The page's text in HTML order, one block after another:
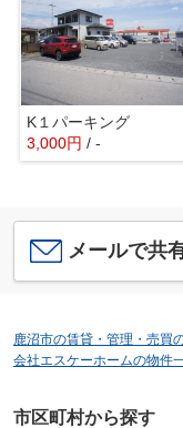
K１パーキング
3,000円 / -
メールで共
鹿沼市の賃貸・管理・売買
会社エスケーホームの物件
市区町村から探す